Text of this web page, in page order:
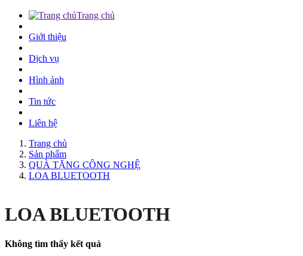
Trang chủ
Giới thiệu
Dịch vụ
Hình ảnh
Tin tức
Liên hệ
Trang chủ
Sản phẩm
QUÀ TẶNG CÔNG NGHỆ
LOA BLUETOOTH
LOA BLUETOOTH
Không tìm thấy kết quả